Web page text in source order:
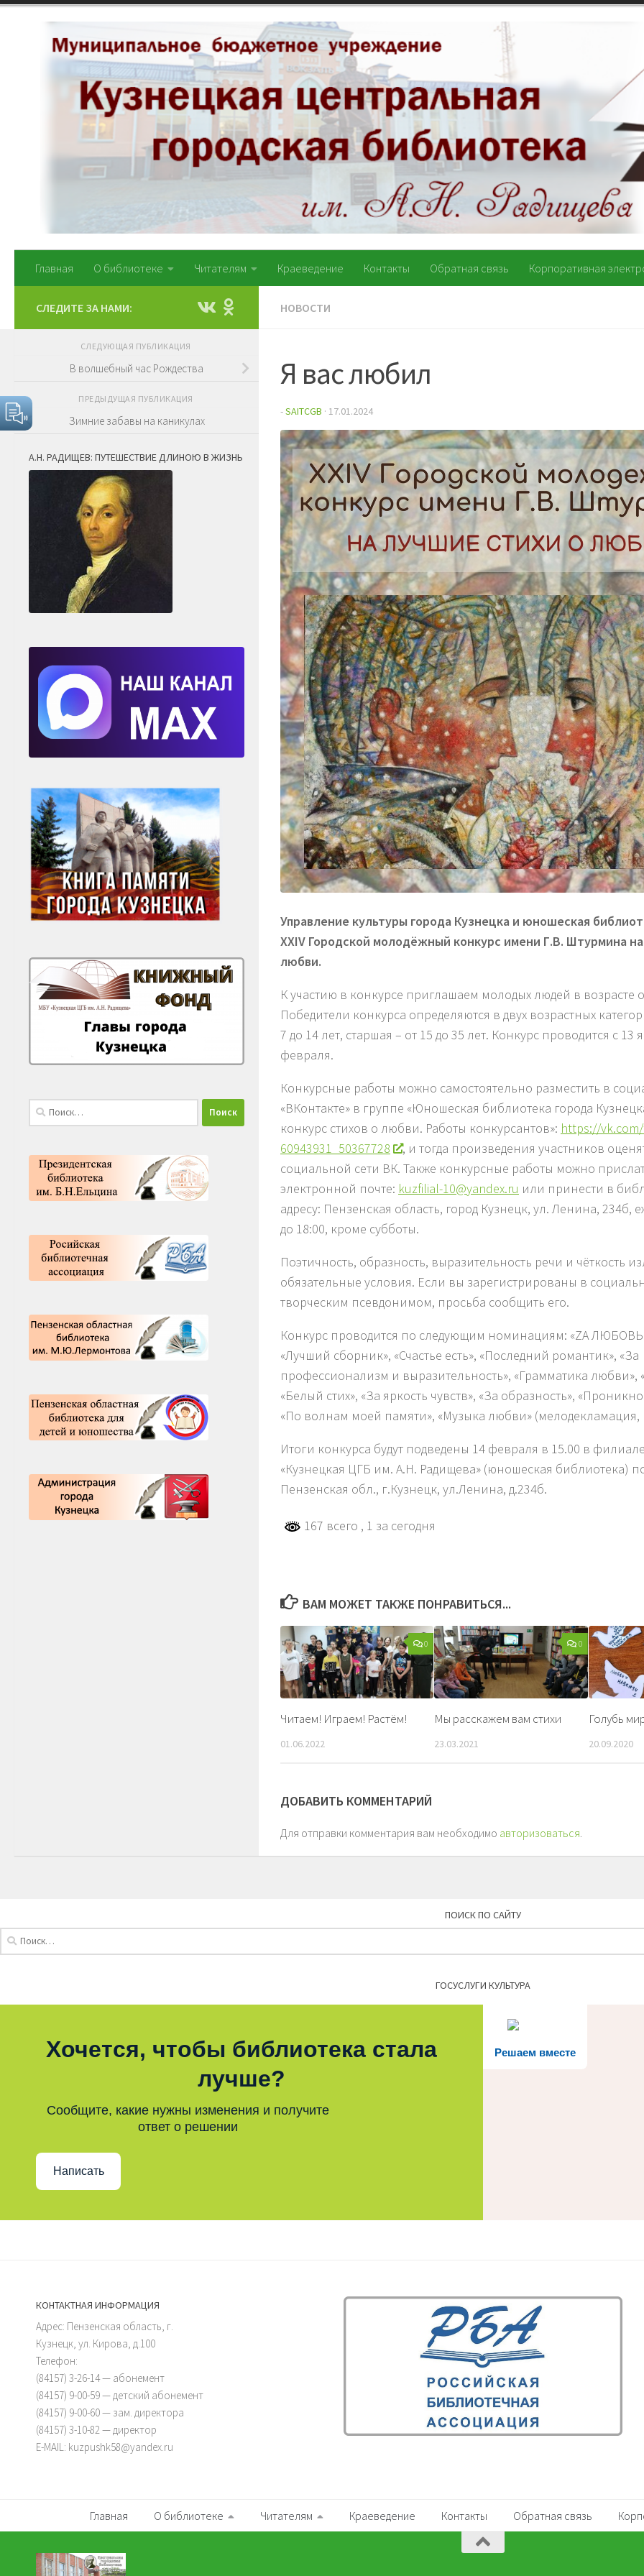
Перейти к содержимому
Главная О библиотеке Читателям Краеведение Контакты Обратная связь Корпоративная
НОВОСТИ
Я вас любил
-SAITCGB · 17.01.2024
Управление культуры города Кузнецка и юношеская
XXIV Городской молодёжный конкурс имени Г.В. Штурмина
любви.
К участию в конкурсе приглашаем молодых людей в возрасте
Победители конкурса определяются в двух возрастных
7 до 14 лет, старшая – от 15 до 35 лет. Конкурс проводится с 13
февраля.
Конкурсные работы можно самостоятельно разместить в
«ВКонтакте» в группе «Юношеская библиотека города
конкурс стихов о любви. Работы конкурсантов»: https://
60943931_50367728
, и тогда произведения участников
социальной сети ВК. Также конкурсные работы можно
электронной почте: kuzfilial-10@yandex.ru или принести в
адресу: Пензенская область, город Кузнецк, ул. Ленина, 234б,
до 18:00, кроме субботы.
Поэтичность, образность, выразительность речи и чёткость
обязательные условия. Если вы зарегистрированы в
творческим псевдонимом, просьба сообщить его.
Конкурс проводится по следующим номинациям: «ZА
«Лучший сборник», «Счастье есть», «Последний романтик», «За
профессионализм и выразительность», «Грамматика любви»,
«Белый стих», «За яркость чувств», «За образность»,
«По волнам моей памяти», «Музыка любви» (мелодекламация,
Итоги конкурса будут подведены 14 февраля в 15.00 в
«Кузнецкая ЦГБ им. А.Н. Радищева» (юношеская библиотека)
Пензенская обл., г.Кузнецк, ул.Ленина, д.234б.
167 всего , 1 за сегодня
ВАМ МОЖЕТ ТАКЖЕ ПОНРАВИТЬСЯ...
0
Читаем! Играем! Растём!
01.06.2022
0
Мы расскажем вам стихи
23.03.2021
Голубь
20.09.2020
ДОБАВИТЬ КОММЕНТАРИЙ
Для отправки комментария вам необходимо авторизоваться
СЛЕДИТЕ ЗА НАМИ:
СЛЕДУЮЩАЯ ПУБЛИКАЦИЯ
В волшебный час Рождества
ПРЕДЫДУЩАЯ ПУБЛИКАЦИЯ
Зимние забавы на каникулах
А.Н. РАДИЩЕВ: ПУТЕШЕСТВИЕ ДЛИНОЮ В ЖИЗНЬ
Найти:
ПОИСК ПО САЙТУ
ГОСУСЛУГИ КУЛЬТУРА
Решаем вместе
Хочется, чтобы библиотека стала
лучше?
Сообщите, какие нужны изменения и получите
ответ о решении
Написать
КОНТАКТНАЯ ИНФОРМАЦИЯ
Адрес: Пензенская область, г.
Кузнецк, ул. Кирова, д.100
Телефон:
(84157) 3-26-14 — абонемент
(84157) 9-00-59 — детский абонемент
(84157) 9-00-60 — зам. директора
(84157) 3-10-82 — директор
E-MAIL: kuzpushk58@yandex.ru
Главная О библиотеке Читателям Краеведение Контакты Обратная связь